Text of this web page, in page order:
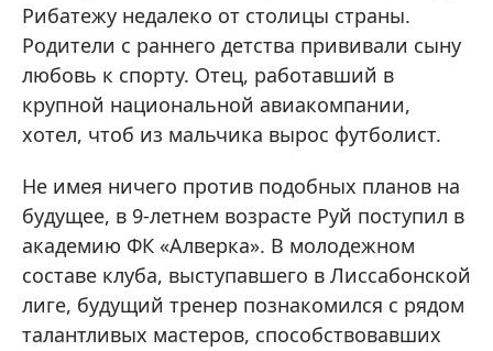
Рибатежу недалеко от столицы страны.
Родители с раннего детства прививали сыну
любовь к спорту. Отец, работавший в
крупной национальной авиакомпании,
хотел, чтоб из мальчика вырос футболист.
Не имея ничего против подобных планов на
будущее, в 9-летнем возрасте Руй поступил в
академию ФК «Алверка». В молодежном
составе клуба, выступавшего в Лиссабонской
лиге, будущий тренер познакомился с рядом
талантливых мастеров, способствовавших